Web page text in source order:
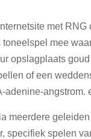
met
mee
opslagplaats
of een
meerdere
specifiek spelen